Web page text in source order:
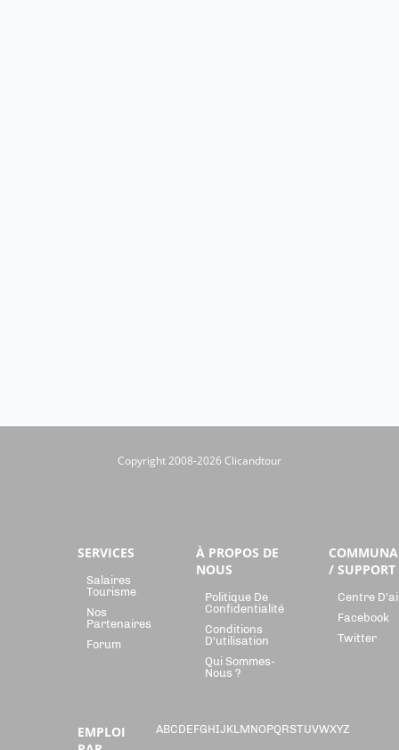
Copyright 2008-2026 Clicandtour
SERVICES
Salaires
Tourisme
Nos
Partenaires
Forum
À PROPOS DE
NOUS
Politique De
Confidentialité
Conditions
D'utilisation
Qui Sommes-
Nous ?
/ SUPPORT
Centre
Facebook
Twitter
EMPLOI
ABCDEFGHIJKL MNOPQRSTUVWXYZ